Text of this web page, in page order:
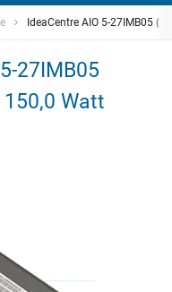
IdeaCentre AIO 5-27IMB05
27IMB05
Watt